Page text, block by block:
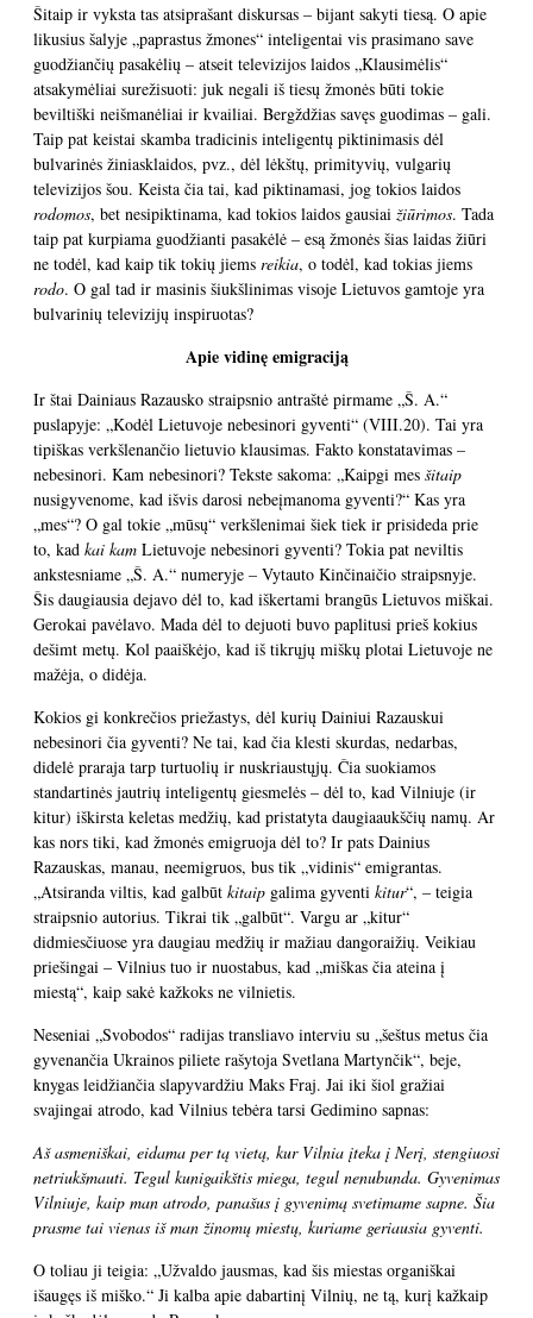
Šitaip ir vyksta tas atsiprašant diskursas – bijant sakyti tiesą. O apie
likusius šalyje „paprastus žmones“ inteligentai vis prasimano save
guodžiančių pasakėlių – atseit televizijos laidos „Klausimėlis“
atsakymėliai surežisuoti: juk negali iš tiesų žmonės būti tokie
beviltiški neišmanėliai ir kvailiai. Bergždžias savęs guodimas – gali.
Taip pat keistai skamba tradicinis inteligentų piktinimasis dėl
bulvarinės žiniasklaidos, pvz., dėl lėkštų, primityvių, vulgarių
televizijos šou. Keista čia tai, kad piktinamasi, jog tokios laidos
rodomos, bet nesipiktinama, kad tokios laidos gausiai žiūrimos. Tada
taip pat kurpiama guodžianti pasakėlė – esą žmonės šias laidas žiūri
ne todėl, kad kaip tik tokių jiems reikia, o todėl, kad tokias jiems
rodo. O gal tad ir masinis šiukšlinimas visoje Lietuvos gamtoje yra
bulvarinių televizijų inspiruotas?
Apie vidinę emigraciją
Ir štai Dainiaus Razausko straipsnio antraštė pirmame „Š. A.“
puslapyje: „Kodėl Lietuvoje nebesinori gyventi“ (VIII.20). Tai yra
tipiškas verkšlenančio lietuvio klausimas. Fakto konstatavimas –
nebesinori. Kam nebesinori? Tekste sakoma: „Kaipgi mes šitaip
nusigyvenome, kad išvis darosi nebeįmanoma gyventi?“ Kas yra
„mes“? O gal tokie „mūsų“ verkšlenimai šiek tiek ir prisideda prie
to, kad kai kam Lietuvoje nebesinori gyventi? Tokia pat neviltis
ankstesniame „Š. A.“ numeryje – Vytauto Kinčinaičio straipsnyje.
Šis daugiausia dejavo dėl to, kad iškertami brangūs Lietuvos miškai.
Gerokai pavėlavo. Mada dėl to dejuoti buvo paplitusi prieš kokius
dešimt metų. Kol paaiškėjo, kad iš tikrųjų miškų plotai Lietuvoje ne
mažėja, o didėja.
Kokios gi konkrečios priežastys, dėl kurių Dainiui Razauskui
nebesinori čia gyventi? Ne tai, kad čia klesti skurdas, nedarbas,
didelė praraja tarp turtuolių ir nuskriaustųjų. Čia suokiamos
standartinės jautrių inteligentų giesmelės – dėl to, kad Vilniuje (ir
kitur) iškirsta keletas medžių, kad pristatyta daugiaaukščių namų. Ar
kas nors tiki, kad žmonės emigruoja dėl to? Ir pats Dainius
Razauskas, manau, neemigruos, bus tik „vidinis“ emigrantas.
„Atsiranda viltis, kad galbūt kitaip galima gyventi kitur“, – teigia
straipsnio autorius. Tikrai tik „galbūt“. Vargu ar „kitur“
didmiesčiuose yra daugiau medžių ir mažiau dangoraižių. Veikiau
priešingai – Vilnius tuo ir nuostabus, kad „miškas čia ateina į
miestą“, kaip sakė kažkoks ne vilnietis.
Neseniai „Svobodos“ radijas transliavo interviu su „šeštus metus čia
gyvenančia Ukrainos piliete rašytoja Svetlana Martynčik“, beje,
knygas leidžiančia slapyvardžiu Maks Fraj. Jai iki šiol gražiai
svajingai atrodo, kad Vilnius tebėra tarsi Gedimino sapnas:
Aš asmeniškai, eidama per tą vietą, kur Vilnia įteka į Nerį, stengiuosi
netriukšmauti. Tegul kunigaikštis miega, tegul nenubunda. Gyvenimas
Vilniuje, kaip man atrodo, panašus į gyvenimą svetimame sapne. Šia
prasme tai vienas iš man žinomų miestų, kuriame geriausia gyventi.
O toliau ji teigia: „Užvaldo jausmas, kad šis miestas organiškai
išaugęs iš miško.“ Ji kalba apie dabartinį Vilnių, ne tą, kurį kažkaip